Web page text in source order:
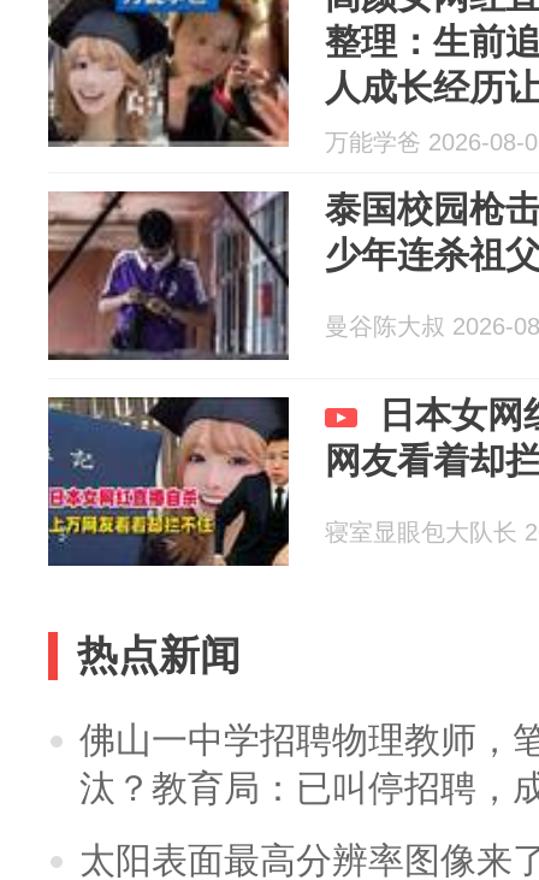
整理：生前
人成长经历
万能学爸 2026-08-
泰国校园枪
少年连杀祖
曼谷陈大叔 2026-
日本女
网友看着却
寝室显眼包大队长
热点新闻
佛山一中学招聘物理教师，
汰？教育局：已叫停招聘，
太阳表面最高分辨率图像来